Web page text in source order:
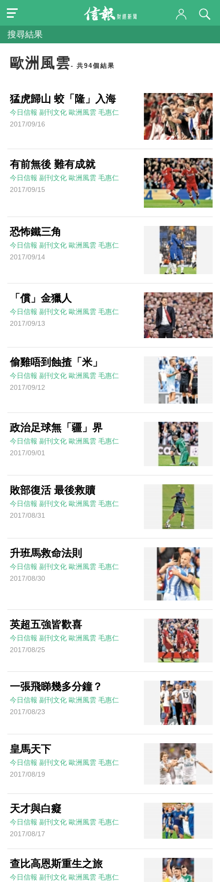
搜尋結果
歐洲風雲- 共94個結果
猛虎歸山 蛟「隆」入海
今日信報 副刊文化 歐洲風雲 毛惠仁
2017/09/16
有前無後 難有成就
今日信報 副刊文化 歐洲風雲 毛惠仁
2017/09/15
恐怖鐵三角
今日信報 副刊文化 歐洲風雲 毛惠仁
2017/09/14
「償」金獵人
今日信報 副刊文化 歐洲風雲 毛惠仁
2017/09/13
偷雞唔到蝕揸「米」
今日信報 副刊文化 歐洲風雲 毛惠仁
2017/09/12
政治足球無「疆」界
今日信報 副刊文化 歐洲風雲 毛惠仁
2017/09/01
敗部復活 最後救贖
今日信報 副刊文化 歐洲風雲 毛惠仁
2017/08/31
升班馬救命法則
今日信報 副刊文化 歐洲風雲 毛惠仁
2017/08/30
英超五強皆歡喜
今日信報 副刊文化 歐洲風雲 毛惠仁
2017/08/25
一張飛睇幾多分鐘？
今日信報 副刊文化 歐洲風雲 毛惠仁
2017/08/23
皇馬天下
今日信報 副刊文化 歐洲風雲 毛惠仁
2017/08/19
天才與白癡
今日信報 副刊文化 歐洲風雲 毛惠仁
2017/08/17
查比高恩斯重生之旅
今日信報 副刊文化 歐洲風雲 毛惠仁